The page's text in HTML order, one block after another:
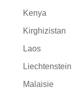
Kenya
Kirghizistan
Laos
Liechtenstein
Malaisie